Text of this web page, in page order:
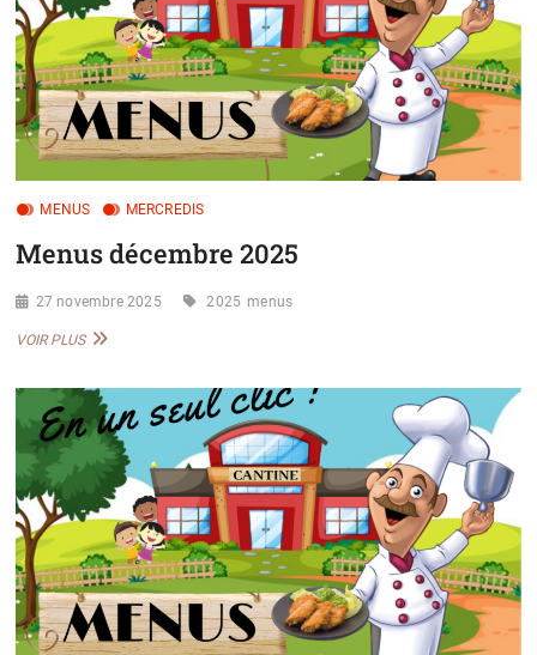
MENUS MERCREDIS
Menus décembre 2025
27 novembre 2025 2025 menus
VOIR PLUSMENUS